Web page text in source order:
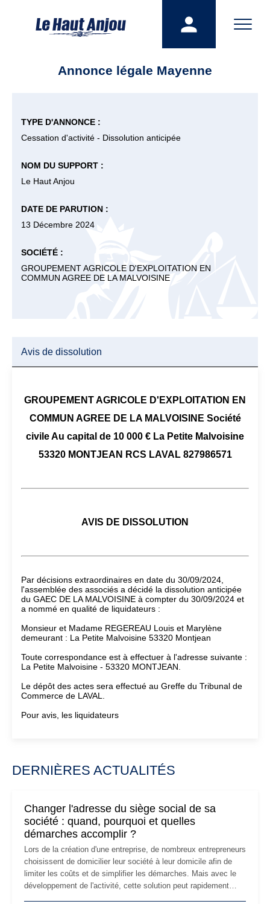
Annonce légale Mayenne
TYPE D'ANNONCE :
Cessation d'activité - Dissolution anticipée
NOM DU SUPPORT :
Le Haut Anjou
DATE DE PARUTION :
13 Décembre 2024
SOCIÉTÉ :
GROUPEMENT AGRICOLE D'EXPLOITATION EN
COMMUN AGREE DE LA MALVOISINE
Avis de dissolution
GROUPEMENT AGRICOLE D'EXPLOITATION EN
COMMUN AGREE DE LA MALVOISINE Société
civile Au capital de 10 000 € La Petite Malvoisine
53320 MONTJEAN RCS LAVAL 827986571
AVIS DE DISSOLUTION
Par décisions extraordinaires en date du 30/09/2024,
l'assemblée des associés a décidé la dissolution anticipée
du GAEC DE LA MALVOISINE à compter du 30/09/2024 et
a nommé en qualité de liquidateurs :
Monsieur et Madame REGEREAU Louis et Marylène
demeurant : La Petite Malvoisine 53320 Montjean
Toute correspondance est à effectuer à l'adresse suivante :
La Petite Malvoisine - 53320 MONTJEAN.
Le dépôt des actes sera effectué au Greffe du Tribunal de
Commerce de LAVAL.
Pour avis, les liquidateurs
DERNIÈRES ACTUALITÉS
Changer l'adresse du siège social de sa
société : quand, pourquoi et quelles
démarches accomplir ?
Lors de la création d'une entreprise, de nombreux entrepreneurs
choisissent de domicilier leur société à leur domicile afin de
limiter les coûts et de simplifier les démarches. Mais avec le
développement de l'activité, cette solution peut rapidement